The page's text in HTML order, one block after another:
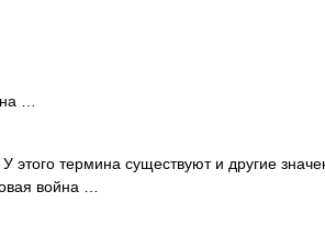
…
этого термина существуют и другие
война …